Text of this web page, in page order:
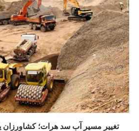
تغییر مسیر آب سد هرات؛ کشاورزان